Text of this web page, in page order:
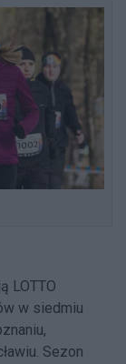
LOTTO
w siedmiu
Sezon